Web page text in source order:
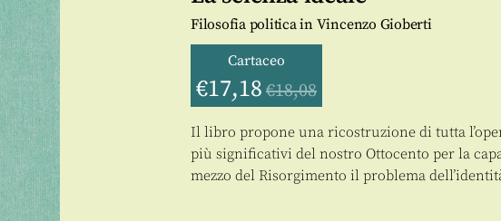
Filosofia politica in Vincenzo Gioberti
Cartaceo
€17,18 €18,08
Il libro propone una ricostruzione di tutta
più significativi del nostro Ottocento per la
mezzo del Risorgimento il problema